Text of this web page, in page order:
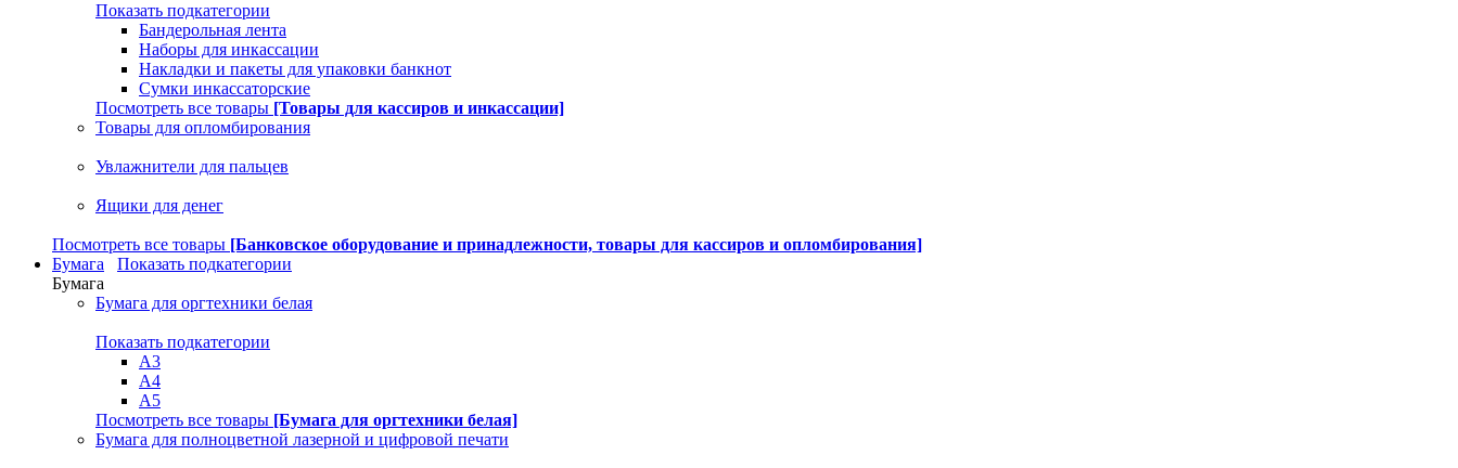
Показать подкатегории
Бандерольная лента
Наборы для инкассации
Накладки и пакеты для упаковки банкнот
Сумки инкассаторские
Посмотреть все товары [Товары для кассиров и инкассации]
Товары для опломбирования
Увлажнители для пальцев
Ящики для денег
Посмотреть все товары [Банковское оборудование и принадлежности, товары для кассиров и опломбирования]
Бумага
Показать подкатегории
Бумага
Бумага для оргтехники белая
Показать подкатегории
A3
A4
A5
Посмотреть все товары [Бумага для оргтехники белая]
Бумага для полноцветной лазерной и цифровой печати